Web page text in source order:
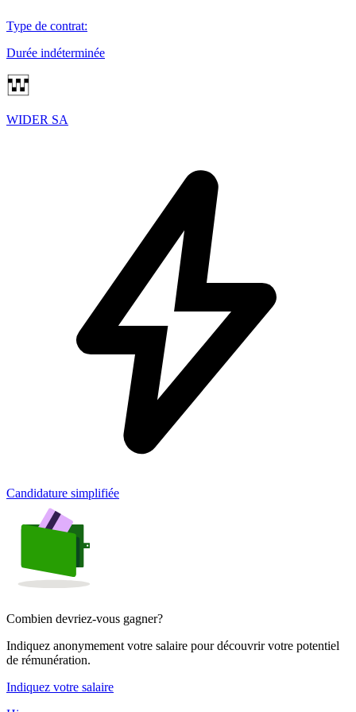
Type de contrat:
Durée indéterminée
WIDER SA
Candidature simplifiée
Combien devriez-vous gagner?
Indiquez anonymement votre salaire pour découvrir votre potentiel
de rémunération.
Indiquez votre salaire